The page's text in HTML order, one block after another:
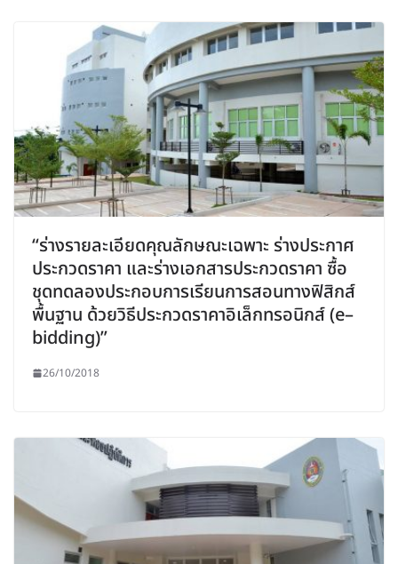
“ร่างรายละเอียดคุณลักษณะเฉพาะ ร่างประกาศ
ประกวดราคา และร่างเอกสารประกวดราคา ซื้อ
ชุดทดลองประกอบการเรียนการสอนทางฟิสิกส์
พื้นฐาน ด้วยวิธีประกวดราคาอิเล็กทรอนิกส์ (e–
bidding)”
26/10/2018